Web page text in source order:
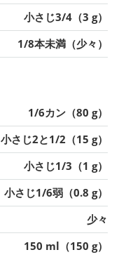
小さじ3/4（3 g）
1/8本未満（少々）
1/6カン（80 g）
小さじ2と1/2（15 g）
小さじ1/3（1 g）
小さじ1/6弱（0.8 g）
少々
150 ml（150 g）